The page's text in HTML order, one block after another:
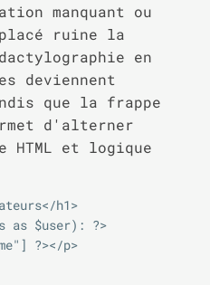
manquant ou
placé ruine la
en
deviennent
que la frappe
d'alterner
et logique
h1>
as $user): ?>